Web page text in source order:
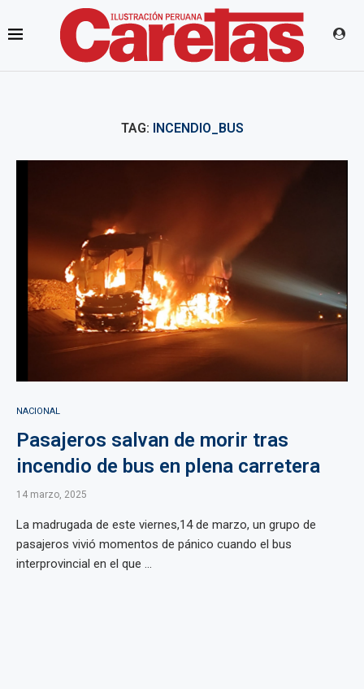
TAG: INCENDIO_BUS
NACIONAL
Pasajeros salvan de morir tras
incendio de bus en plena carretera
14 marzo, 2025
La madrugada de este viernes,14 de marzo, un grupo de
pasajeros vivió momentos de pánico cuando el bus
interprovincial en el que ...